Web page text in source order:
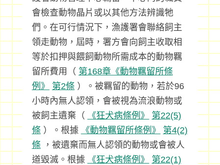
會檢查動物晶片或以其他方法辨識牠
們。在可行情況下，漁護署會聯絡飼主
領走動物，屆時，署方會向飼主收取相
等於扣押與餵飼動物所需成本的動物羈
留所費用（ 第168章《動物羈留所條
例》
第2條 ）。被羈留的動物，若於96
小時內無人認領，會被視為流浪動物或
被飼主遺棄（
《狂犬病條例》
第22(5)
條 ）。根據 《動物羈留所條例》
第4(2)
條 ，被遺棄而無人認領的動物或會被人
道毀滅。根據
《狂犬病條例》
第22(1)